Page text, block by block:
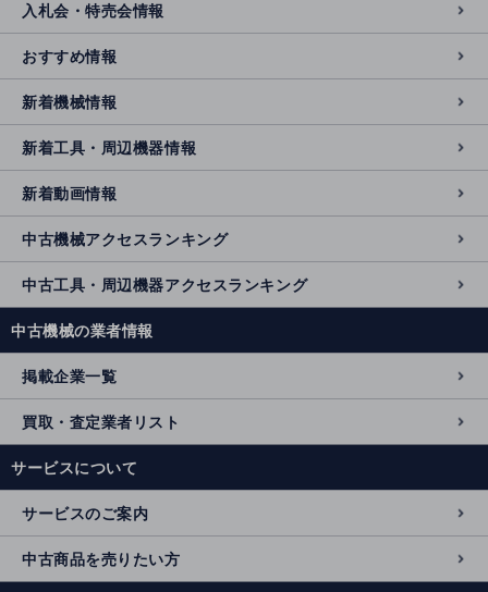
入札会・特売会情報
おすすめ情報
新着機械情報
新着工具・周辺機器情報
新着動画情報
中古機械アクセスランキング
中古工具・周辺機器アクセスランキング
中古機械の業者情報
掲載企業一覧
買取・査定業者リスト
サービスについて
サービスのご案内
中古商品を売りたい方